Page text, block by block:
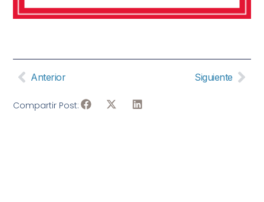
Anterior Siguiente
Compartir Post: